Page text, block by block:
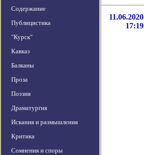
Содержание
Публицистика
"Курск"
Кавказ
Балканы
Проза
Поэзия
Драматургия
Искания и размышления
Критика
Сомнения и споры
11.06.2020
17:19